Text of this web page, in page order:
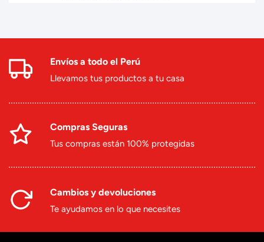
Envíos a todo el Perú
Llevamos tus productos a tu casa
Compras Seguras
Tus compras están 100% protegidas
Cambios y devoluciones
Te ayudamos en lo que necesites